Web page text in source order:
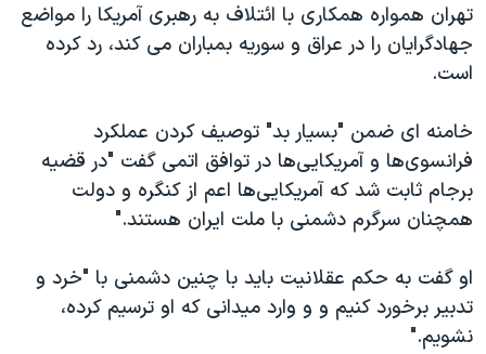
تهران همواره همکاری با ائتلاف به رهبری آمریکا را مواضع
جهادگرایان را در عراق و سوریه بمباران می کند، رد کرده
است.
خامنه ای ضمن "بسیار بد" توصیف کردن عملکرد
فرانسوی‌ها و آمریکایی‌ها در توافق اتمی گفت "در قضیه
برجام ثابت شد که آمریکایی‌ها اعم از کنگره و دولت
همچنان سرگرم دشمنی با ملت ایران هستند.
"
او گفت به حکم عقلانیت باید با چنین دشمنی با "خرد و
تدبیر برخورد کنیم و و وارد میدانی که او ترسیم کرده،
نشویم.
"